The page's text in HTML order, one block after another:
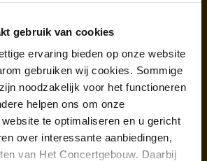
gebruik van cookies
ervaring bieden op onze website
gebruiken wij cookies. Sommige
noodzakelijk voor het functioneren
helpen ons om onze
te optimaliseren en u gericht
over interessante aanbiedingen,
van Het Concertgebouw. Daarbij
dat soort dingen.’